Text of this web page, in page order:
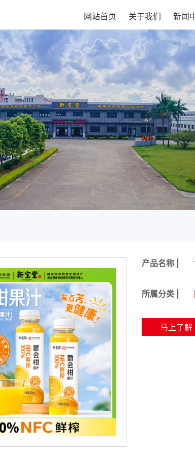
网站首页 关于我们 新闻
产品名称 |
所属分类 |
马上了解